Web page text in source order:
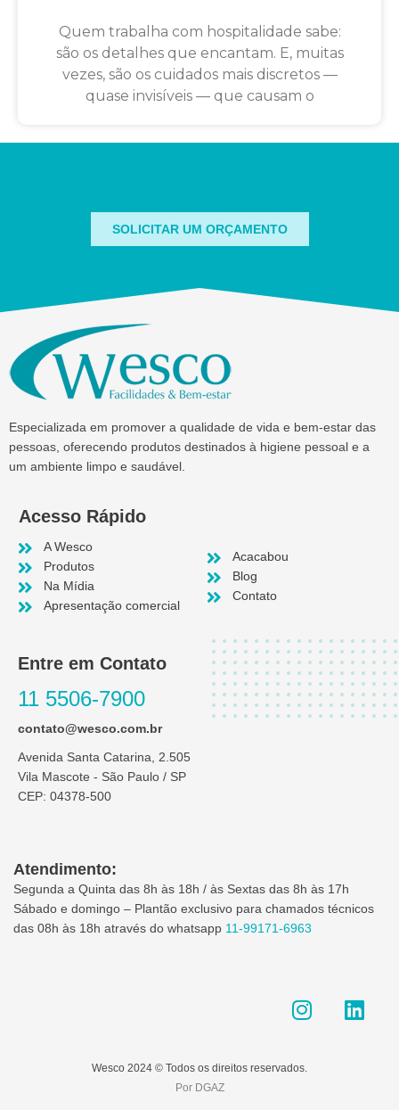
Quem trabalha com hospitalidade sabe:
são os detalhes que encantam. E, muitas
vezes, são os cuidados mais discretos —
quase invisíveis — que causam o
SOLICITAR UM ORÇAMENTO
Especializada em promover a qualidade de vida e bem-estar das
pessoas, oferecendo produtos destinados à higiene pessoal e a
um ambiente limpo e saudável.
Acesso Rápido
A Wesco
Produtos
Na Mídia
Apresentação comercial
Acacabou
Blog
Contato
Entre em Contato
11 5506-7900
contato@wesco.com.br
Avenida Santa Catarina, 2.505
Vila Mascote - São Paulo / SP
CEP: 04378-500
Atendimento:
Segunda a Quinta das 8h às 18h / às Sextas das 8h às 17h
Sábado e domingo – Plantão exclusivo para chamados técnicos
das 08h às 18h através do whatsapp 11-99171-6963
n
a
i
Wesco 2024 © Todos os direitos reservados.
Por DGAZ